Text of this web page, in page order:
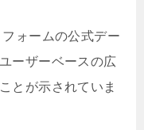
ォームの公式デー
ーザーベースの広
とが示されていま